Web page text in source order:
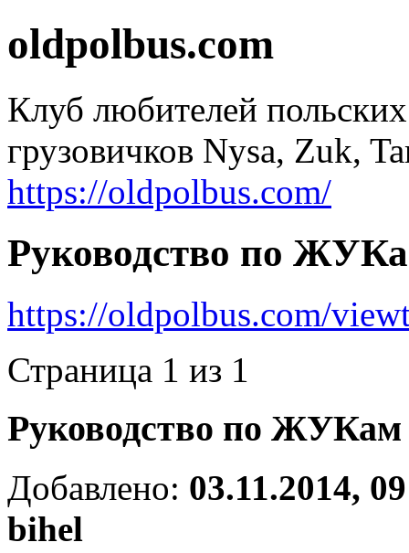
oldpolbus.com
Клуб любителей
грузовичков Nysa, Zuk,
https://oldpolbus.com/
Руководство по
https://oldpolbus.com/
Страница 1 из 1
Руководство по ЖУКам
Добавлено: 03.11.2014,
bihel